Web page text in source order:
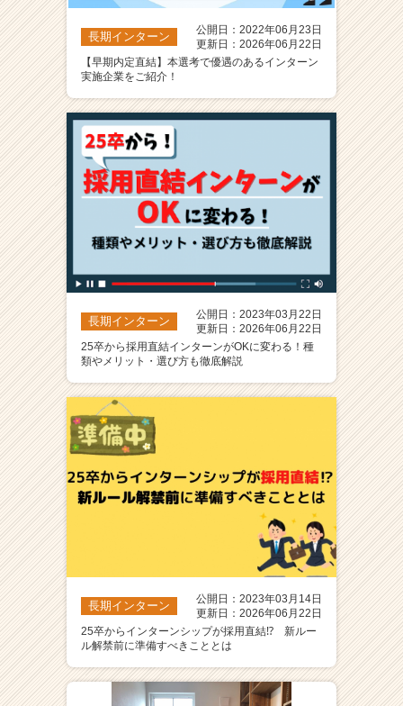
長期インターン
公開日：2022年06月23日
更新日：2026年06月22日
【早期内定直結】本選考で優遇のあるインターン
実施企業をご紹介！
長期インターン
公開日：2023年03月22日
更新日：2026年06月22日
25卒から採用直結インターンがOKに変わる！種
類やメリット・選び方も徹底解説
長期インターン
公開日：2023年03月14日
更新日：2026年06月22日
25卒からインターンシップが採用直結⁉ 新ルー
ル解禁前に準備すべきこととは